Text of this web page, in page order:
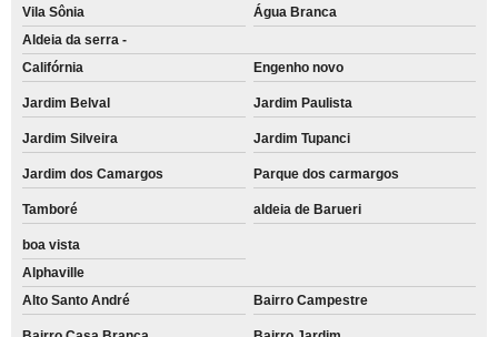
Vila Sônia
Água Branca
Aldeia da serra -
Califórnia
Engenho novo
Jardim Belval Jardim Paulista
Jardim Silveira Jardim Tupanci
Jardim dos Camargos Parque dos carmargos
Tamboré aldeia de Barueri
boa vista
Alphaville
Alto Santo André
Bairro Campestre